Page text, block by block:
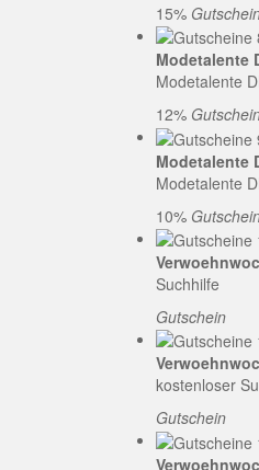
15%
Modetalente
Modetalente
12%
Modetalente
Modetalente
10%
Suchhilfe
Gutschein
kostenloser
Gutschein